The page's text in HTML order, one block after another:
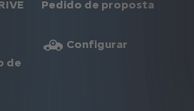
Pedido de proposta
de
Configurar